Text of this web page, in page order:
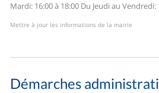
Mardi: 16:00 à 18:00 Du Jeudi au Vendredi:
Mettre à jour les informations de la mairie
Démarches